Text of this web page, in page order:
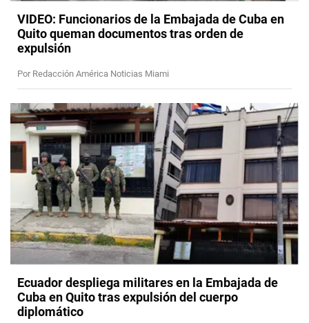
VIDEO: Funcionarios de la Embajada de Cuba en
Quito queman documentos tras orden de
expulsión
Por Redacción América Noticias Miami
Ecuador despliega militares en la Embajada de
Cuba en Quito tras expulsión del cuerpo
diplomático